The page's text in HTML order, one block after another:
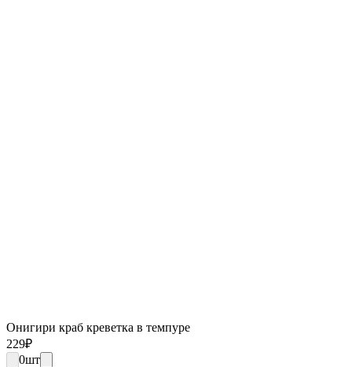
Онигири краб креветка в темпуре
229₽
0шт